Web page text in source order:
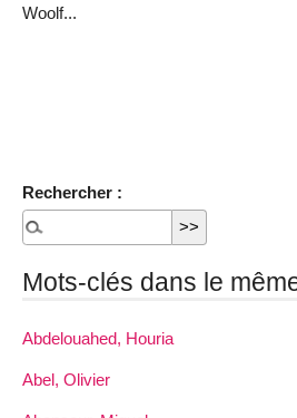
Woolf...
Rechercher :
Mots-clés dans le
Abdelouahed, Houria
Abel, Olivier